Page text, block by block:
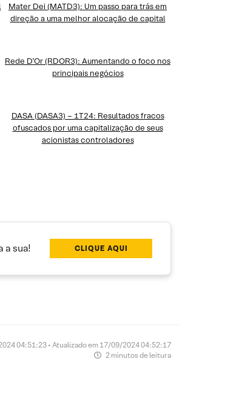
Mater Dei (MATD3): Um passo para trás em
direção a uma melhor alocação de capital
Rede D’Or (RDOR3): Aumentando o foco nos
principais negócios
DASA (DASA3) – 1T24: Resultados fracos
ofuscados por uma capitalização de seus
acionistas controladores
a sua! CLIQUE AQUI
04:51:23 • Atualizado em 17/09/2024 04:52:17
2 minutos de leitura